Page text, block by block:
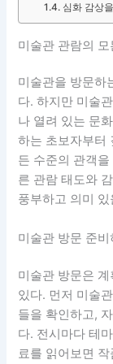
심화 감상
미술관 관람의
미술관을 방문하
다. 하지만 미술
나 열려 있는 문
하는 초보자부터
든 수준의 관객
른 관람 태도와
풍부하고 의미 있
미술관 방문 준비
미술관 방문은
있다. 먼저 미술
들을 확인하고,
다. 전시마다 테
료를 읽어보면